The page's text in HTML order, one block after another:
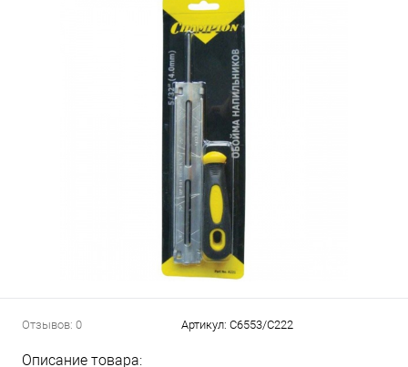
Отзывов: 0 Артикул: C6553/C222
Описание товара: